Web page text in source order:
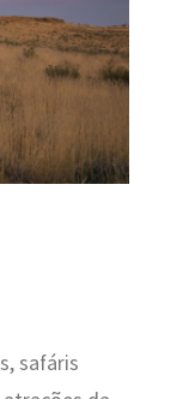
safáris